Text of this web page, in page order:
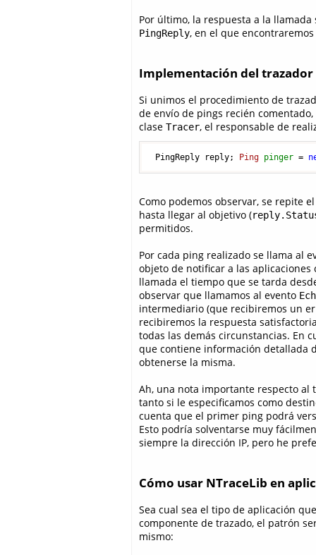
Por último, la respuesta a la
PingReply, en el que
Implementación del trazador
Si unimos el procedimiento de
de envío de pings recién
clase Tracer, el responsable de
PingReply reply; Ping pinger =
Como podemos observar, se repite
hasta llegar al objetivo (
permitidos.
Por cada ping realizado se llama al
objeto de notificar a las aplicaciones
llamada el tiempo que se tarda
observar que llamamos al evento
intermediario (que recibiremos un
recibiremos la respuesta
todas las demás circunstancias. En
que contiene información detallada
obtenerse la misma.
Ah, una nota importante respecto
tanto si le especificamos como
cuenta que el primer ping podrá
Esto podría solventarse muy
siempre la dirección IP, pero he
Cómo usar NTraceLib en
Sea cual sea el tipo de aplicación
componente de trazado, el patrón
mismo: